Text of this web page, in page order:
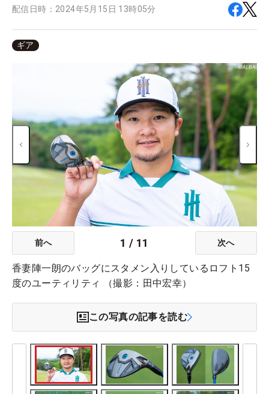
配信日時： 2024年5月15日 13時05分
ギア
前へ 1 / 11 次へ
香妻陣一朗のバッグにスタメン入りしているロフト15
度のユーティリティ （撮影：田中宏幸）
この写真の記事を読む